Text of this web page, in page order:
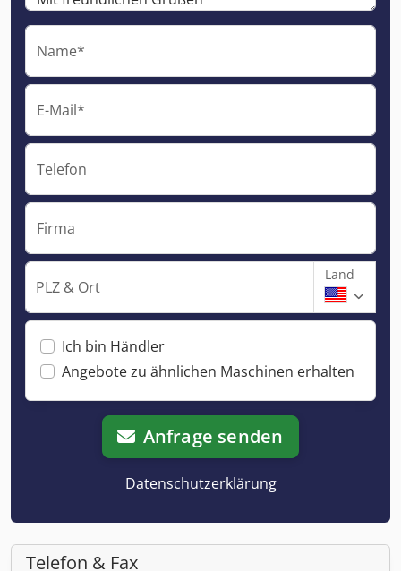
Name*
E-Mail*
Telefon
Firma
PLZ & Ort
Land
Ich bin Händler
Angebote zu ähnlichen Maschinen erhalten
Anfrage senden
Datenschutzerklärung
Telefon & Fax